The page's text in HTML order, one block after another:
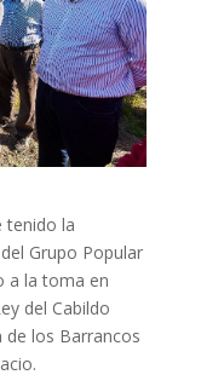
tenido la
Grupo Popular
a la toma en
del Cabildo
de los Barrancos